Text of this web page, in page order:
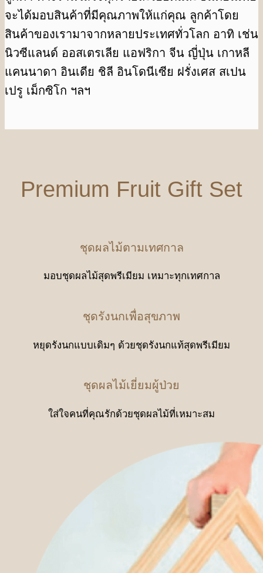
จะได้มอบสินค้าที่มีคุณภาพให้แก่คุณ ลูกค้าโดย
สินค้าของเรามาจากหลายประเทศทั่วโลก อาทิ เช่น
นิวซีแลนด์ ออสเตรเลีย แอฟริกา จีน ญี่ปุ่น เกาหลี
แคนนาดา อินเดีย ชิลี อินโดนีเซีย ฝรั่งเศส สเปน
เปรู เม็กซิโก ฯลฯ
Premium Fruit Gift Set
ชุดผลไม้ตามเทศกาล
มอบชุดผลไม้สุดพรีเมียม เหมาะทุกเทศกาล
ชุดรังนกเพื่อสุขภาพ
หยุดรังนกแบบเดิมๆ ด้วยชุดรังนกแท้สุดพรีเมียม
ชุดผลไม้เยี่ยมผู้ป่วย
ใส่ใจคนที่คุณรักด้วยชุดผลไม้ที่เหมาะสม